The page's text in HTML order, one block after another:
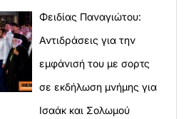
Φειδίας Παναγιώτου:
Αντιδράσεις για την
εμφάνισή του με σορτς
σε εκδήλωση μνήμης για
Ισαάκ και Σολωμού